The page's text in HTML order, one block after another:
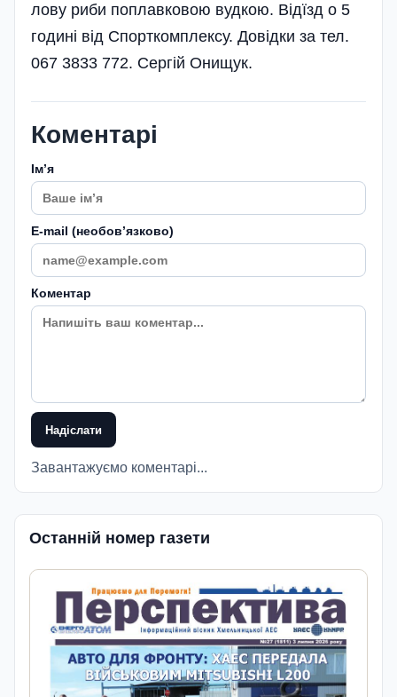
лову риби поплавковою вудкою. Відїзд о 5
годині від Спорткомплексу. Довідки за тел.
067 3833 772. Сергій Онищук.
Коментарі
Імʼя
E-mail (необовʼязково)
Коментар
Надіслати
Завантажуємо коментарі...
Останній номер газети